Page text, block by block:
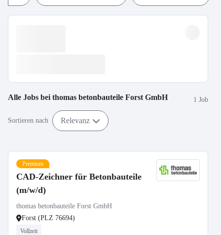
Alle Jobs bei thomas betonbauteile Forst GmbH 1 Job
Sortieren nach Relevanz
Premium
CAD-Zeichner für Betonbauteile
(m/w/d)
thomas betonbauteile Forst GmbH
Forst (PLZ 76694)
Vollzeit